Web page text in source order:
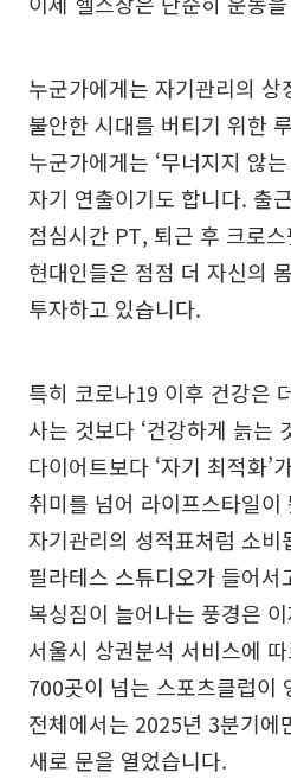
누군가에게는 자기관리의
불안한 시대를 버티기 위한
누군가에게는 ‘무너지지 않
자기 연출이기도 합니다. 출
점심시간 PT, 퇴근 후 크로
현대인들은 점점 더 자신의
투자하고 있습니다.
특히 코로나19 이후 건강은
사는 것보다 ‘건강하게 늙는
다이어트보다 ‘자기 최적화’
취미를 넘어 라이프스타일이
자기관리의 성적표처럼 소비
필라테스 스튜디오가 들어
복싱짐이 늘어나는 풍경은
서울시 상권분석 서비스에
700곳이 넘는 스포츠클럽이
전체에서는 2025년 3분기에
새로 문을 열었습니다.